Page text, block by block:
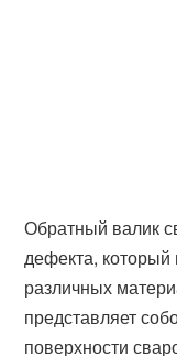
Обратный валик
дефекта, который
различных
представляет
поверхности